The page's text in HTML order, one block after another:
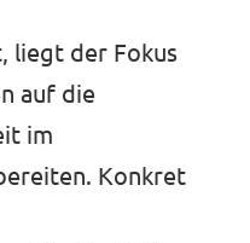
liegt der Fokus
auf die
im
Konkret